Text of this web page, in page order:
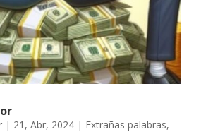
| 21, Abr, 2024| Extrañas palabras,